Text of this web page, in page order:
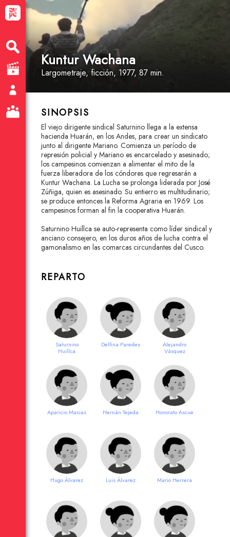
Kuntur Wachana
Largometraje, ficción, 1977, 87 min.
SINOPSIS
El viejo dirigente sindical Saturnino llega a la extensa
hacienda Huarán, en los Andes, para crear un sindicato
junto al dirigente Mariano. Comienza un período de
represión policial y Mariano es encarcelado y asesinado;
los campesinos comienzan a alimentar el mito de la
fuerza liberadora de los cóndores que regresarán a
Kuntur Wachana. La Lucha se prolonga liderada por José
Zúñiga, quien es asesinado. Su entierro es multitudinario;
se produce entonces la Reforma Agraria en 1969. Los
campesinos forman al fin la cooperativa Huarán.
Saturnino Huillca se auto-representa como líder sindical y
anciano consejero, en los duros años de lucha contra el
gamonalismo en las comarcas circundantes del Cusco.
REPARTO
Saturnino
Huillca
Delfina Paredes
Alejandro
Vásquez
Aparicio Masias Hernán Tejeda Honorato Ascue
Hugo Álvarez Luis Álvarez Mario Herrera